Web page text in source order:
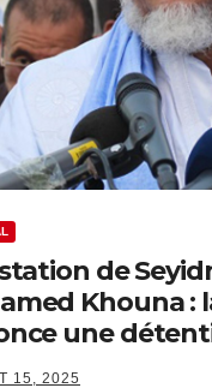
de
Khouna :
une
15, 2025